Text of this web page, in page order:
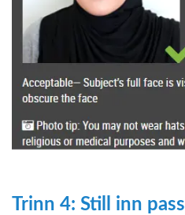
Trinn 4: Still inn pass